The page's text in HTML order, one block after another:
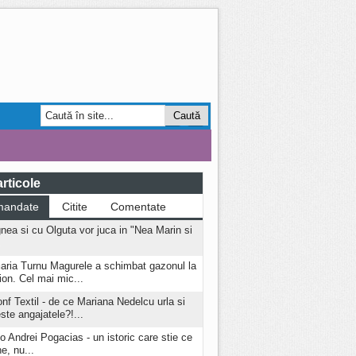
Citite Comentate
si cu Olguta vor juca in "Nea Marin si
Turnu Magurele a schimbat gazonul la
Cel mai mic...
Textil - de ce Mariana Nedelcu urla si
angajatele?!...
Andrei Pogacias - un istoric care stie ce
nu...